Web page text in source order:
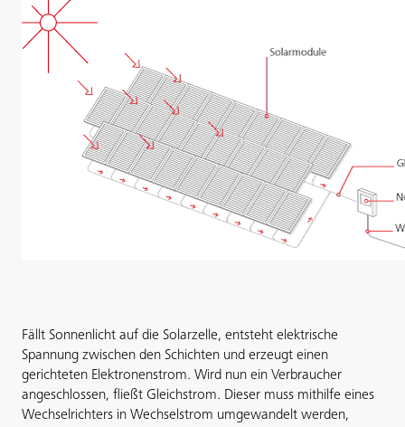
Fällt Sonnenlicht auf die Solarzelle, entsteht elektrische
Spannung zwischen den Schichten und erzeugt einen
gerichteten Elektronenstrom. Wird nun ein Verbraucher
angeschlossen, fließt Gleichstrom. Dieser muss mithilfe eines
Wechselrichters in Wechselstrom umgewandelt werden,